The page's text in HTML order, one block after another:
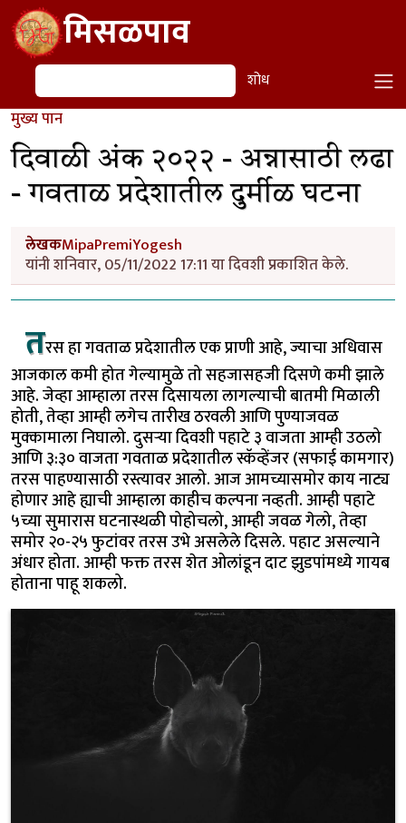
Skip to main contentमिसळपाव
शोध शोध
मुख्य पान
दिवाळी अंक २०२२ - अन्नासाठी लढा
- गवताळ प्रदेशातील दुर्मीळ घटना
लेखकMipaPremiYogesh
यांनी शनिवार, 05/11/2022 17:11 या दिवशी प्रकाशित केले.
तरस हा गवताळ प्रदेशातील एक प्राणी आहे, ज्याचा अधिवास
आजकाल कमी होत गेल्यामुळे तो सहजासहजी दिसणे कमी झाले
आहे. जेव्हा आम्हाला तरस दिसायला लागल्याची बातमी मिळाली
होती, तेव्हा आम्ही लगेच तारीख ठरवली आणि पुण्याजवळ
मुक्कामाला निघालो. दुसऱ्या दिवशी पहाटे ३ वाजता आम्ही उठलो
आणि ३:३० वाजता गवताळ प्रदेशातील स्कॅव्हेंजर (सफाई कामगार)
तरस पाहण्यासाठी रस्त्यावर आलो. आज आमच्यासमोर काय नाट्य
होणार आहे ह्याची आम्हाला काहीच कल्पना नव्हती. आम्ही पहाटे
५च्या सुमारास घटनास्थळी पोहोचलो, आम्ही जवळ गेलो, तेव्हा
समोर २०-२५ फुटांवर तरस उभे असलेले दिसले. पहाट असल्याने
अंधार होता. आम्ही फक्त तरस शेत ओलांडून दाट झुडपांमध्ये गायब
होताना पाहू शकलो.